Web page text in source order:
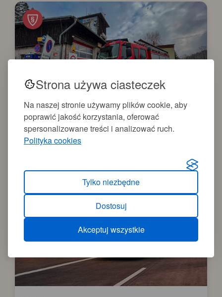
Strona używa ciasteczek
Na naszej stronie używamy plików cookie, aby
poprawić jakość korzystania, oferować
spersonalizowane treści i analizować ruch.
Polityka cookies
Tylko niezbędne
Dostosuj
Akceptuj wszystkie
Fire Brigade
ul. Jedności Narodowej 32, 58-580 Szklarska Poręba